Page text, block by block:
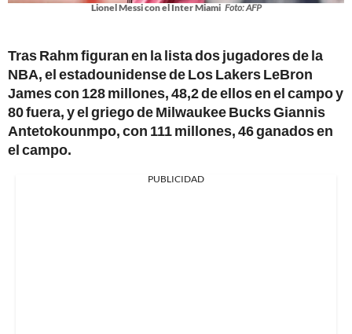
Lionel Messi con el Inter Miami Foto: AFP
Tras Rahm figuran en la lista dos jugadores de la
NBA, el estadounidense de Los Lakers LeBron
James con 128 millones, 48,2 de ellos en el campo y
80 fuera, y el griego de Milwaukee Bucks Giannis
Antetokounmpo, con 111 millones, 46 ganados en
el campo.
PUBLICIDAD